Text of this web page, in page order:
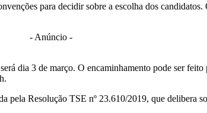
para decidir sobre a escolha dos
- Anúncio -
dia 3 de março. O encaminhamento pode ser
Resolução TSE nº 23.610/2019, que delibera